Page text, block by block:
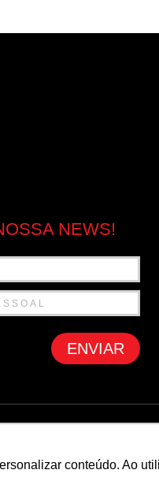
conteúdo. Ao
NEWS!
ENVIAR
PRIVACIDADE